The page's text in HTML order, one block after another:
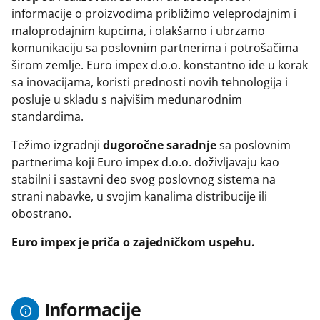
- sobni
- štapni
lux - elektroinstalacioni
lux - interio modularni program
lux - mikro prekidači i
lux - og lux prekidači i
lux - primera prekidaci
osigurači
kablovi i gajtani
kablovi i podsklopovi
silikonski - licnasti
informacije o proizvodima približimo veleprodajnim i
maloprodajnim kupcima, i olakšamo i ubrzamo
komunikaciju sa poslovnim partnerima i potrošačima
širom zemlje. Euro impex d.o.o. konstantno ide u korak
sa inovacijama, koristi prednosti novih tehnologija i
posluje u skladu s najvišim međunarodnim
standardima.
Težimo izgradnji dugoročne saradnjesa poslovnim
partnerima koji Euro impex d.o.o. doživljavaju kao
stabilni i sastavni deo svog poslovnog sistema na
strani nabavke, u svojim kanalima distribucije ili
obostrano.
Euro impex je priča o zajedničkom uspehu.
Informacije